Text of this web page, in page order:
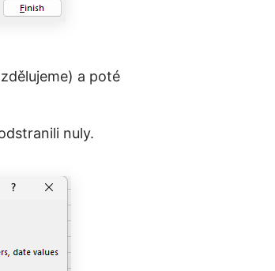
a poté
nuly.